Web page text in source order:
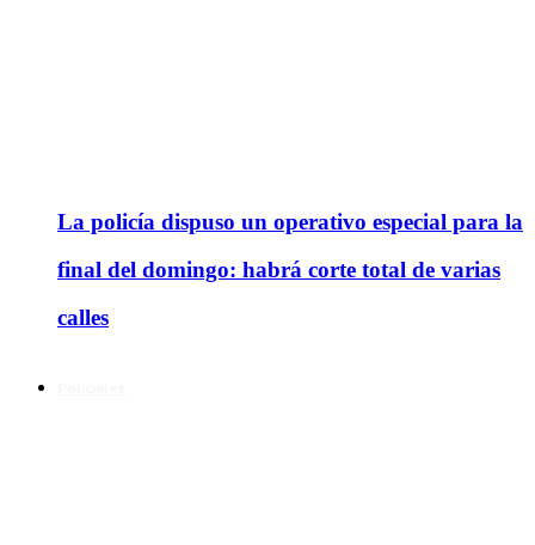
La policía dispuso un operativo especial para la
final del domingo: habrá corte total de varias
calles